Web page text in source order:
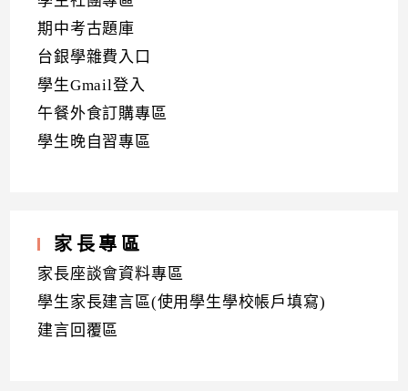
期中考古題庫
台銀學雜費入口
學生Gmail登入
午餐外食訂購專區
學生晚自習專區
家長專區
家長座談會資料專區
學生家長建言區(使用學生學校帳戶填寫)
建言回覆區